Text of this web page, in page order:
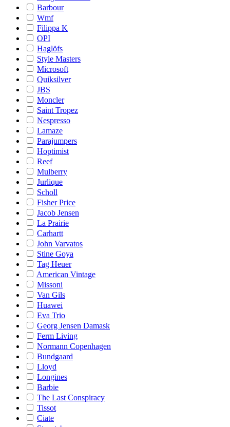
Barbour
Wmf
Filippa K
OPI
Haglöfs
Style Masters
Microsoft
Quiksilver
JBS
Moncler
Saint Tropez
Nespresso
Lamaze
Parajumpers
Hoptimist
Reef
Mulberry
Jurlique
Scholl
Fisher Price
Jacob Jensen
La Prairie
Carhartt
John Varvatos
Stine Goya
Tag Heuer
American Vintage
Missoni
Van Gils
Huawei
Eva Trio
Georg Jensen Damask
Ferm Living
Normann Copenhagen
Bundgaard
Lloyd
Longines
Barbie
The Last Conspiracy
Tissot
Ciate